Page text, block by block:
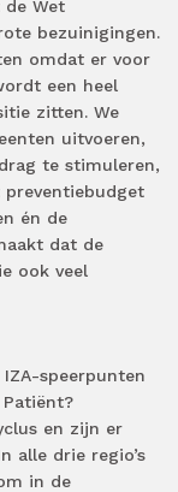
Wet
bezuinigingen.
omdat er voor
een heel
zitten. We
uitvoeren,
te stimuleren,
én de
dat de
ook veel
speerpunten
en zijn er
alle drie regio’s
in de